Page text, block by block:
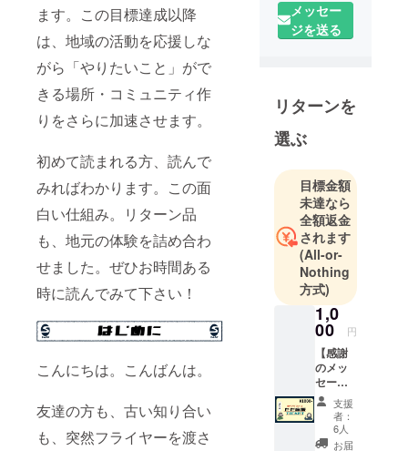
ます。この目標達成以降
は、地域の活動を応援しな
がら「やりたいこと」がで
きる場所・コミュニティ作
りをさらに加速させます。
初めて読まれる方、読んで
みればわかります。この面
白い仕組み。リターン品
も、地元の体験を詰め合わ
せました。ぜひお時間ある
時に読んでみて下さい！
こんにちは。こんばんは。
友達の方も、古い知り合い
も、突然フライヤーを渡さ
作りを支援
します。
メッセー
ジを送る
リターンを
選ぶ
目標金額
未達なら
全額返金
されます
(All-or-
Nothing
方式)
1,0
00 円
【感謝
のメッ
セージ
を送り
ま
す！】
一人ず
支援
者：
6人
お届